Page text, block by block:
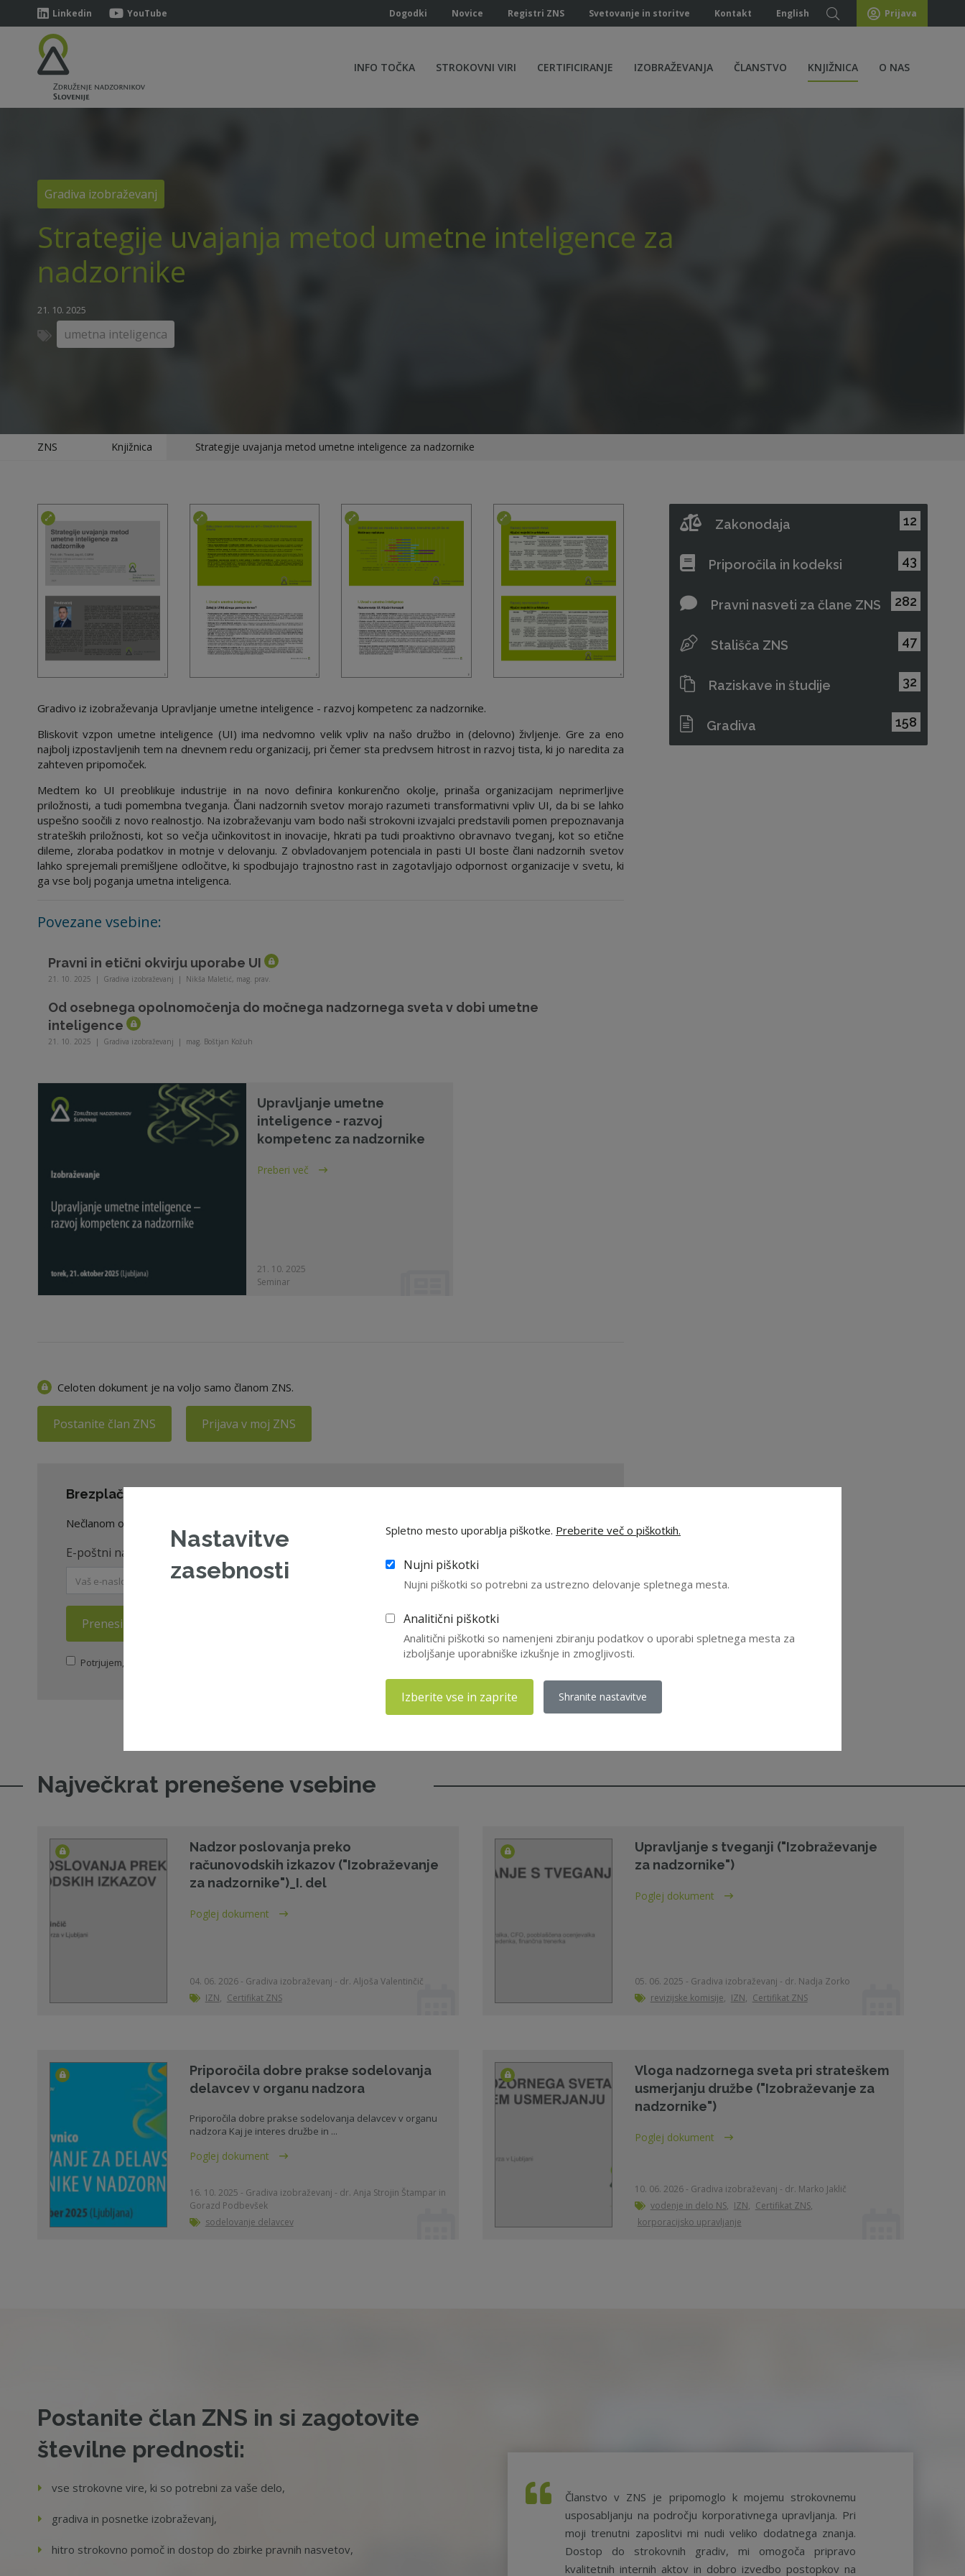
Linkedin YouTube Dogodki Novice Registri ZNS Svetovanje in storitve Kontakt English Prijava
INFO TOČKA STROKOVNI VIRI CERTIFICIRANJE IZOBRAŽEVANJA ČLANSTVO KNJIŽNICA O NAS
Gradiva izobraževanj
Strategije uvajanja metod umetne inteligence za
nadzornike
21. 10. 2025
umetna inteligenca
ZNS Knjižnica Strategije uvajanja metod umetne inteligence za nadzornike
Gradivo iz izobraževanja Upravljanje umetne inteligence - razvoj kompetenc za nadzornike.
Bliskovit vzpon umetne inteligence (UI) ima nedvomno velik vpliv na našo družbo in (delovno) življenje. Gre za eno
najbolj izpostavljenih tem na dnevnem redu organizacij, pri čemer sta predvsem hitrost in razvoj tista, ki jo naredita za
zahteven pripomoček.
Medtem ko UI preoblikuje industrije in na novo definira konkurenčno okolje, prinaša organizacijam neprimerljive
priložnosti, a tudi pomembna tveganja. Člani nadzornih svetov morajo razumeti transformativni vpliv UI, da bi se lahko
uspešno soočili z novo realnostjo. Na izobraževanju vam bodo naši strokovni izvajalci predstavili pomen prepoznavanja
strateških priložnosti, kot so večja učinkovitost in inovacije, hkrati pa tudi proaktivno obravnavo tveganj, kot so etične
dileme, zloraba podatkov in motnje v delovanju. Z obvladovanjem potenciala in pasti UI boste člani nadzornih svetov
lahko sprejemali premišljene odločitve, ki spodbujajo trajnostno rast in zagotavljajo odpornost organizacije v svetu, ki
ga vse bolj poganja umetna inteligenca.
Povezane vsebine:
Pravni in etični okvirju uporabe UI
21. 10. 2025 | Gradiva izobraževanj | Nikša Maletić, mag. prav.
Od osebnega opolnomočenja do močnega nadzornega sveta v dobi umetne
inteligence
21. 10. 2025 | Gradiva izobraževanj | mag. Boštjan Kožuh
Upravljanje umetne
inteligence - razvoj
kompetenc za nadzornike
Preberi več
21. 10. 2025
Seminar
Celoten dokument je na voljo samo članom ZNS.
Postanite član ZNS Prijava v moj ZNS
Brezplačno prenesite celoten dokument! (1/2)
Nečlanom omogočamo prenos dveh celotnih dokumentov iz naše bogate knjižnice izobraževalnih vsebin!
E-poštni naslov
Prenesi dokument
Potrjujem, da sem seznanjen/a s
Zakonodaja 12
Priporočila in kodeksi 43
Pravni nasveti za člane ZNS 282
Stališča ZNS 47
Raziskave in študije 32
Gradiva 158
Največkrat prenešene vsebine
Nadzor poslovanja preko
računovodskih izkazov ("Izobraževanje
za nadzornike")_I. del
Poglej dokument
04. 06. 2026 - Gradiva izobraževanj - dr. Aljoša Valentinčič
IZN, Certifikat ZNS
Upravljanje s tveganji ("Izobraževanje
za nadzornike")
Poglej dokument
05. 06. 2025 - Gradiva izobraževanj - dr. Nadja Zorko
revizijske komisije, IZN, Certifikat ZNS
Priporočila dobre prakse sodelovanja
delavcev v organu nadzora
Priporočila dobre prakse sodelovanja delavcev v organu
nadzora Kaj je interes družbe in ...
Poglej dokument
16. 10. 2025 - Gradiva izobraževanj - dr. Anja Strojin Štampar in
Gorazd Podbevšek
sodelovanje delavcev
Vloga nadzornega sveta pri strateškem
usmerjanju družbe ("Izobraževanje za
nadzornike")
Poglej dokument
10. 06. 2026 - Gradiva izobraževanj - dr. Marko Jaklič
vodenje in delo NS, IZN, Certifikat ZNS,
korporacijsko upravljanje
Postanite član ZNS in si zagotovite
številne prednosti:
vse strokovne vire, ki so potrebni za vaše delo,
gradiva in posnetke izobraževanj,
hitro strokovno pomoč in dostop do zbirke pravnih nasvetov,
Članstvo v ZNS je pripomoglo k mojemu strokovnemu
usposabljanju na področju korporativnega upravljanja. Pri
moji trenutni zaposlitvi mi nudi veliko dodatnega znanja.
Dostop do strokovnih gradiv, mi omogoča pripravo
kvalitetnih internih aktov in dobro izvedbo postopkov na
Nastavitve
zasebnosti
Spletno mesto uporablja piškotke. Preberite več o piškotkih.
Nujni piškotki
Nujni piškotki so potrebni za ustrezno delovanje spletnega mesta.
Analitični piškotki
Analitični piškotki so namenjeni zbiranju podatkov o uporabi spletnega mesta za
izboljšanje uporabniške izkušnje in zmogljivosti.
Izberite vse in zaprite Shranite nastavitve